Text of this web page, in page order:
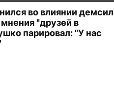
во влиянии
"друзей в
парировал: "У нас